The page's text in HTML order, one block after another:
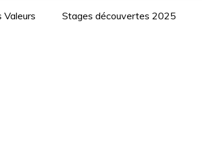
Valeurs Stages découvertes 2025